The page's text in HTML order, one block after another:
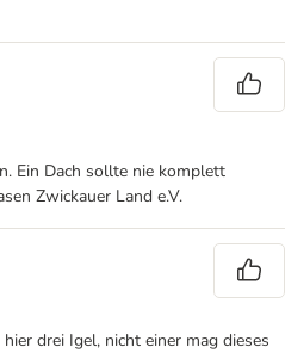
Ein Dach sollte nie komplett
Zwickauer Land e.V.
drei Igel, nicht einer mag dieses